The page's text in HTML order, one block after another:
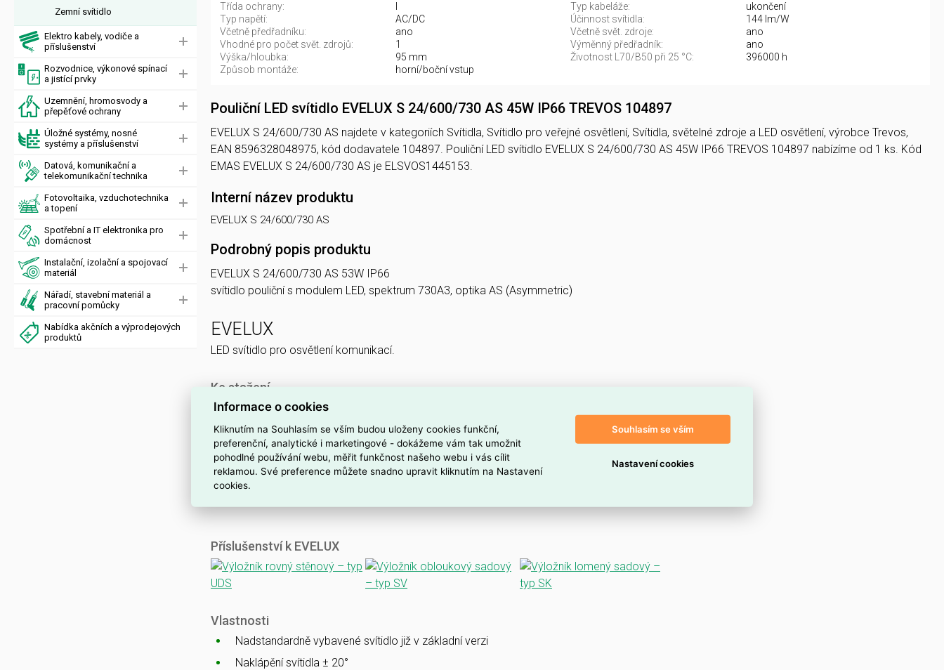
Zemní svítidlo
Elektro kabely, vodiče a
příslušenství
Rozvodnice, výkonové spínací
a jistící prvky
Uzemnění, hromosvody a
přepěťové ochrany
Úložné systémy, nosné
systémy a příslušenství
Datová, komunikační a
telekomunikační technika
Fotovoltaika, vzduchotechnika
a topení
Spotřební a IT elektronika pro
domácnost
Instalační, izolační a spojovací
materiál
Nářadí, stavební materiál a
pracovní pomůcky
Nabídka akčních a výprodejových
produktů
Třída ochrany:
Typ kabeláže:
ukončení
Typ napětí:
AC/DC Účinnost svítidla:
144 lm/W
Včetně předřadníku:
ano Včetně svět. zdroje:
ano
Vhodné pro počet svět. zdrojů:
1 Výměnný předřadník:
ano
Výška/hloubka:
95 mm Životnost L70/B50 při 25 °C:
396000 h
Způsob montáže:
horní/boční vstup
Pouliční LED svítidlo EVELUX S 24/600/730 AS 45W IP66 TREVOS 104897
EVELUX S 24/600/730 AS najdete v kategoriích Svítidla, Svítidlo pro veřejné osvětlení, Svítidla, světelné zdroje a LED osvětlení, výrobce Trevos,
EAN 8596328048975, kód dodavatele 104897. Pouliční LED svítidlo EVELUX S 24/600/730 AS 45W IP66 TREVOS 104897 nabízíme od 1 ks. Kód
EMAS EVELUX S 24/600/730 AS je ELSVOS1445153.
Interní název produktu
EVELUX S 24/600/730 AS
Podrobný popis produktu
EVELUX S 24/600/730 AS 53W IP66
svítidlo pouliční s modulem LED, spektrum 730A3, optika AS (Asymmetric)
EVELUX
LED svítidlo pro osvětlení komunikací.
Ke stažení
Katalogový list
CE
ENEC
CB
EMC
Ballproof
Příslušenství k EVELUX
Vlastnosti
Nadstandardně vybavené svítidlo již v základní verzi
Naklápění svítidla ± 20°
Informace o cookies
Kliknutím na Souhlasím se vším budou uloženy cookies funkční,
preferenční, analytické i marketingové - dokážeme vám tak umožnit
pohodlné používání webu, měřit funkčnost našeho webu i vás cílit
reklamou. Své preference můžete snadno upravit kliknutím na Nastavení
cookies.
Souhlasím se vším
Nastavení cookies